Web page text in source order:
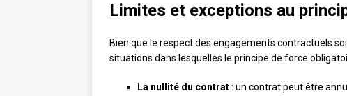
Limites et exceptions au
Bien que le respect des engagements contractuels
situations dans lesquelles le principe de force
La nullité du contrat: un contrat peut être